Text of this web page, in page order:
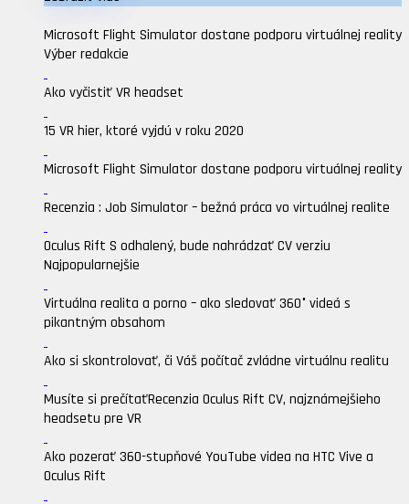
Microsoft Flight Simulator dostane podporu virtuálnej reality
Výber redakcie
Ako vyčistiť VR headset
15 VR hier, ktoré vyjdú v roku 2020
Microsoft Flight Simulator dostane podporu virtuálnej reality
Recenzia : Job Simulator – bežná práca vo virtuálnej realite
Oculus Rift S odhalený, bude nahrádzať CV verziu
Najpopularnejšie
Virtuálna realita a porno – ako sledovať 360° videá s
pikantným obsahom
Ako si skontrolovať, či Váš počítač zvládne virtuálnu realitu
Musíte si prečítaťRecenzia Oculus Rift CV, najznámejšieho
headsetu pre VR
Ako pozerať 360-stupňové YouTube videa na HTC Vive a
Oculus Rift